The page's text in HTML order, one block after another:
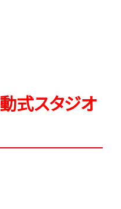
式スタジオ